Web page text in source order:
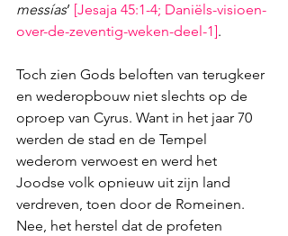
messías’ [Jesaja 45:1-4; Daniëls-visioen-
over-de-zeventig-weken-deel-1].
Toch zien Gods beloften van terugkeer
en wederopbouw niet slechts op de
oproep van Cyrus. Want in het jaar 70
werden de stad en de Tempel
wederom verwoest en werd het
Joodse volk opnieuw uit zijn land
verdreven, toen door de Romeinen.
Nee, het herstel dat de profeten